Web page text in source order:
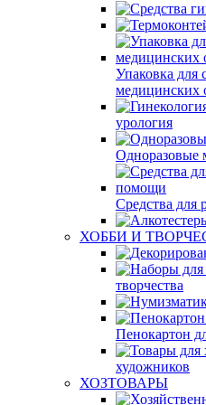
Упаковка для
медицинских
урология
Одноразовые
Средства для
ХОББИ И
творчества
Пенокартон
художников
ХОЗТОВАРЫ